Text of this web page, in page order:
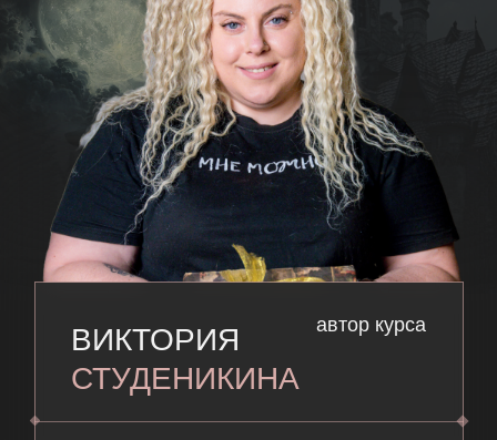
ВИКТОРИЯ
СТУДЕНИКИНА
автор курса